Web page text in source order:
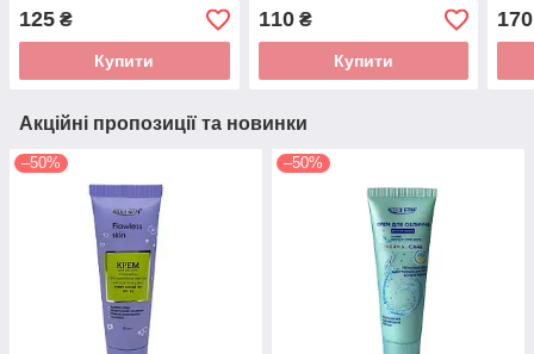
125 ₴
Купити
110₴
Купити
170
Акційні пропозиції та новинки
–50% –50%